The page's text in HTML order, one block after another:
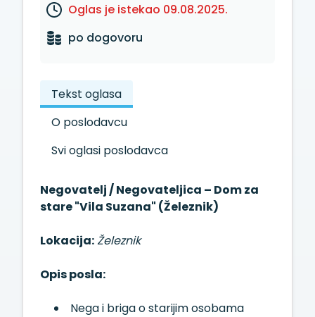
Oglas je istekao 09.08.2025.
po dogovoru
Tekst oglasa
O poslodavcu
Svi oglasi poslodavca
Negovatelj / Negovateljica – Dom za
stare "Vila Suzana" (Železnik)
Lokacija:Železnik
Opis posla:
Nega i briga o starijim osobama